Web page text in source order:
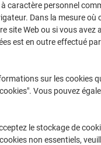
Go Class 10
caractère personnel
Dans la mesure où
site Web ou si vous avez
est en outre effectué
sur les cookies
Vous pouvez
le stockage de
non essentiels,